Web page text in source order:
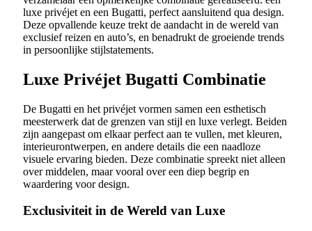
luxe privéjet en een Bugatti, perfect aansluitend qua design.
Deze opvallende keuze trekt de aandacht in de wereld van
exclusief reizen en auto’s, en benadrukt de groeiende trends
in persoonlijke stijlstatements.
Luxe Privéjet Bugatti Combinatie
De Bugatti en het privéjet vormen samen een esthetisch
meesterwerk dat de grenzen van stijl en luxe verlegt. Beiden
zijn aangepast om elkaar perfect aan te vullen, met kleuren,
interieurontwerpen, en andere details die een naadloze
visuele ervaring bieden. Deze combinatie spreekt niet alleen
over middelen, maar vooral over een diep begrip en
waardering voor design.
Exclusiviteit in de Wereld van Luxe